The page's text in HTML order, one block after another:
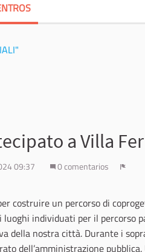
a Villa
09:37 0 comentarios
costruire un percorso di
luoghi individuati per il percorso
della nostra città. Durante i
dell’amministrazione